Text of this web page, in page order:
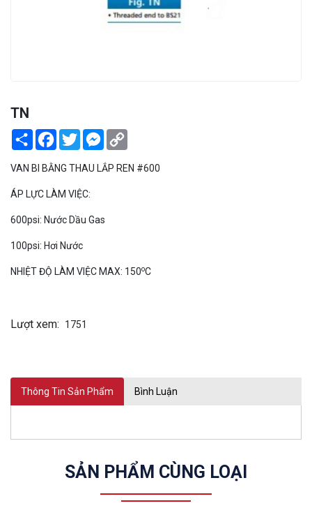
TN
Share Facebook
TwitterMessenger
VAN BI BẰNG THAU LẮP REN #600
ÁP LỰC LÀM VIỆC:
600psi: Nước Dầu Gas
100psi: Hơi Nước
NHIỆT ĐỘ LÀM VIỆC MAX: 150oC
Lượt xem: 1751
Thông Tin Sản Phẩm Bình Luận
SẢN PHẨM CÙNG LOẠI